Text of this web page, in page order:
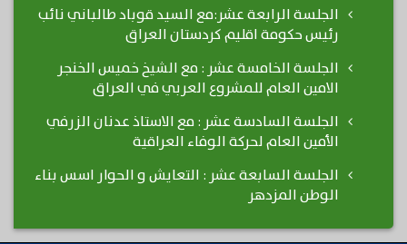
الجلسة الرابعة عشر:مع السيد قوباد طالباني نائب
رئيس حكومة اقليم كردستان العراق
الجلسة الخامسة عشر : مع الشيخ خميس الخنجر
الامين العام للمشروع العربي في العراق
الجلسة السادسة عشر : مع الاستاذ عدنان الزرفي
الأمين العام لحركة الوفاء العراقية
الجلسة السابعة عشر : التعايش و الحوار اسس بناء
الوطن المزدهر